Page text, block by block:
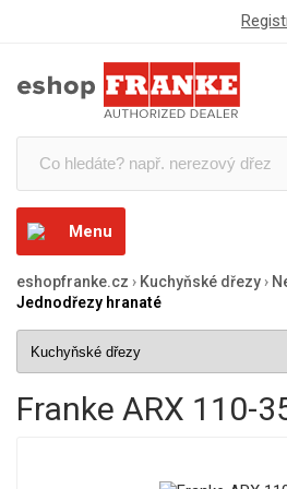
Menu
eshopfranke.cz › Kuchyňské dřezy›
Jednodřezy hranaté
Franke ARX 110-